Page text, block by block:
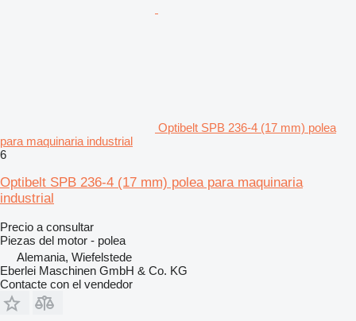
Optibelt SPB 236-4 (17 mm) polea
para maquinaria industrial
6
Optibelt SPB 236-4 (17 mm) polea para maquinaria
industrial
Precio a consultar
Piezas del motor - polea
Alemania, Wiefelstede
Eberlei Maschinen GmbH & Co. KG
Contacte con el vendedor